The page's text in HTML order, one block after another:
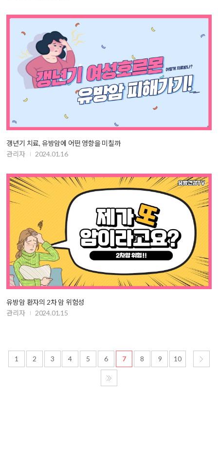
갱년기 치료, 유방암에 어떤 영향을 미칠까
관리자
2024.01.16
유방암 환자의 2차 암 위험성
관리자
2024.01.15
1 2 3 4 5 6 7 8 9 10